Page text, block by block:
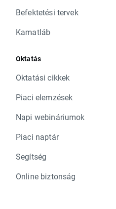
Befektetési tervek
Kamatláb
Oktatás
Oktatási cikkek
Piaci elemzések
Napi webináriumok
Piaci naptár
Segítség
Online biztonság